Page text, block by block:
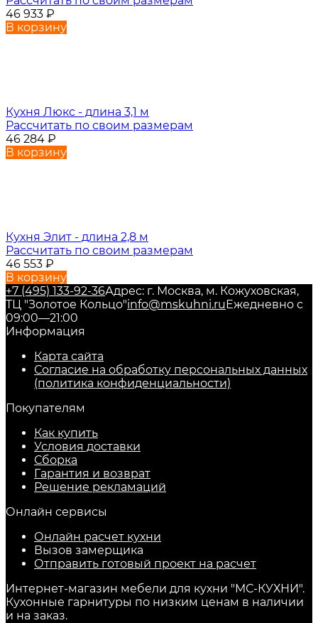
46 933 ₽
В корзину
Кухня Люкс - длина 3,1 м
Рассчитать по своим размерам
46 284 ₽
В корзину
Кухня Элит - длина 2,8 м
Рассчитать по своим размерам
46 553 ₽
В корзину
+7 (495) 133-92-36Адрес: г. Москва, м. Кожуховская,
ТЦ "Золотое Кольцо"info@mskuhni.ruЕжедневно с
09:00—21:00
Информация
Карта сайта
Согласие на обработку персональных данных
(политика конфиденциальности)
Покупателям
Как купить
Условия доставки
Сборка
Гарантия и возврат
Решение рекламаций
Онлайн сервисы
Онлайн расчет кухни
Вызов замерщика
Отправить готовый проект на расчет
Интернет-магазин мебели для кухни "МС-КУХНИ".
Кухонные гарнитуры по низким ценам в наличии
и на заказ.